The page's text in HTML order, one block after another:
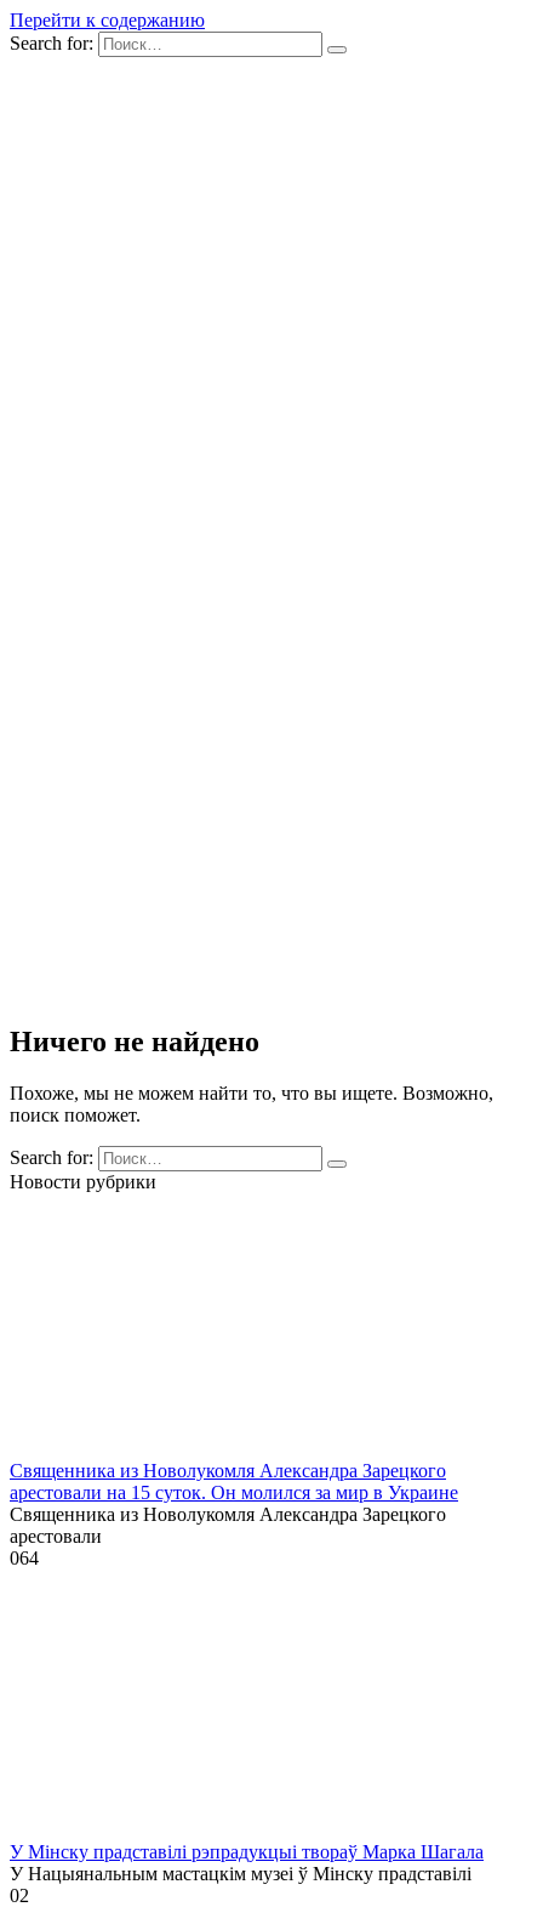
Перейти к содержанию
Search for:
Ничего не найдено
Похоже, мы не можем найти то, что вы ищете. Возможно,
поиск поможет.
Search for:
Новости рубрики
Священника из Новолукомля Александра Зарецкого
арестовали на 15 суток. Он молился за мир в Украине
Священника из Новолукомля Александра Зарецкого
арестовали
064
У Мінску прадставілі рэпрадукцыі твораў Марка Шагала
У Нацыянальным мастацкім музеі ў Мінску прадставілі
02